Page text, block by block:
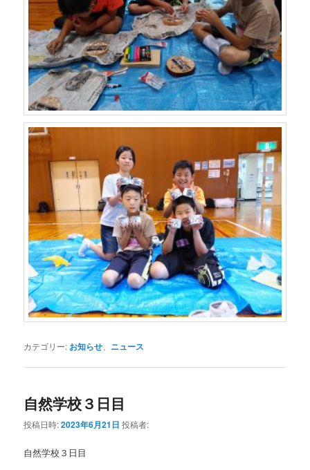
カテゴリー: お知らせ ニュース
自然学校３日目
投稿日時:2023年6月21日 投稿者:
自然学校３日目